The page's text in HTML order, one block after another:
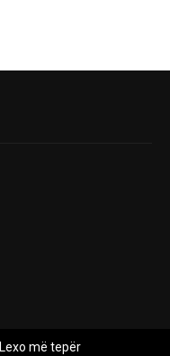
Lexo më tepër